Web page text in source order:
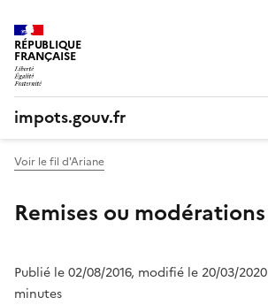
RÉPUBLIQUE
FRANÇAISE
impots.gouv.fr
Voir le fil d'Ariane
Remises ou modérations
Publié le 02/08/2016, modifié le 20/03/2020
minutes